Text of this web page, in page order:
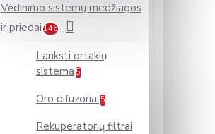
Vėdinimo sistemų medžiagos
ir priedai 146
Lanksti ortakių
sistema 5
Oro difuzoriai 5
Rekuperatorių filtrai